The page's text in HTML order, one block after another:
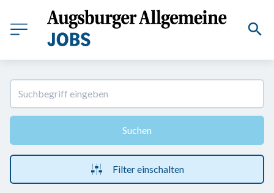
Suchen
Filter einschalten